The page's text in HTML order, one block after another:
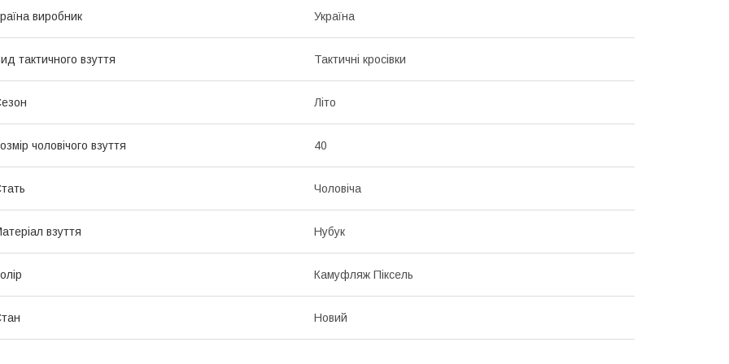
виробник Україна
тактичного взуття Тактичні кросівки
Літо
чоловічого взуття 40
Чоловіча
взуття Нубук
Камуфляж Піксель
Новий